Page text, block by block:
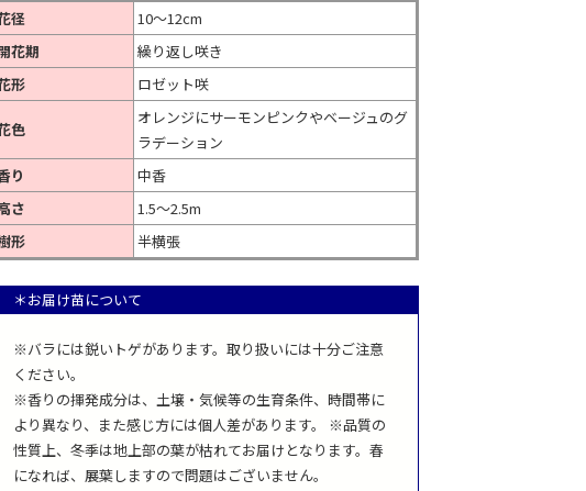
径
10～12cm
花期
繰り返し咲き
形
ロゼット咲
色
オレンジにサーモンピンクやベージュのグ
ラデーション
り
中香
さ
1.5～2.5m
形
半横張
＊お届け苗について
※バラには鋭いトゲがあります。取り扱いには十分ご注意
ください。
※香りの揮発成分は、土壌・気候等の生育条件、時間帯に
より異なり、また感じ方には個人差があります。 ※品質の
性質上、冬季は地上部の葉が枯れてお届けとなります。春
になれば、展葉しますので問題はございません。